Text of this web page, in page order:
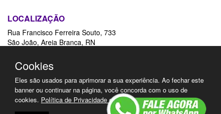
LOCALIZAÇÃO
Rua Francisco Ferreira Souto, 733
São João, Areia Branca, RN
Ver Mapa
REDES SOCIAIS
Cookies
Eles são usados para aprimorar a sua experiência. Ao fechar este
banner ou continuar na página, você concorda com o uso de
cookies. Política de Privacidade e Cookies